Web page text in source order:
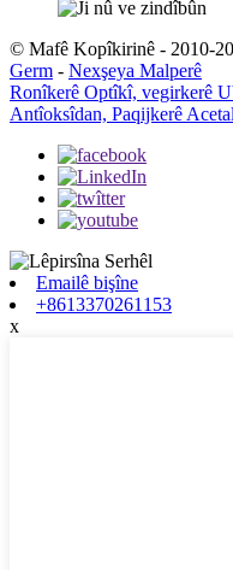
© Mafê Kopîkirinê - 2010-
Germ - Nexşeya Malperê
Ronîkerê Optîkî, vegirkerê
Antîoksîdan, Paqijkerê
Emailê bişîne
+8613370261153
x